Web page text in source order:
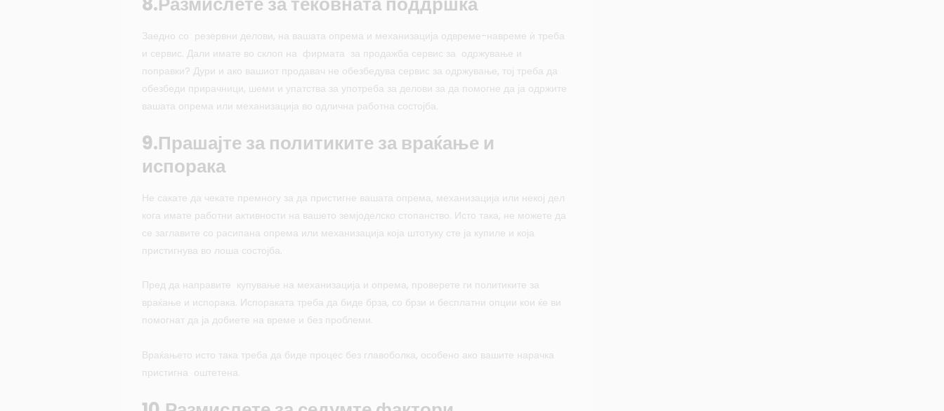
Заедно со резервни делови, на вашата опрема и механизација одвреме-навреме ѝ треба
и сервис. Дали имате во склоп на фирмата за продажба сервис за одржување и
поправки? Дури и ако вашиот продавач не обезбедува сервис за одржување, тој треба да
обезбеди прирачници, шеми и упатства за употреба за делови за да помогне да ја одржите
вашата опрема или механизација во одлична работна состојба.
9.Прашајте за политиките за враќање и
испорака
Не сакате да чекате премногу за да пристигне вашата опрема, механизација или некој дел
кога имате работни активности на вашето земјоделско стопанство. Исто така, не можете да
се заглавите со расипана опрема или механизација која штотуку сте ја купиле и која
пристигнува во лоша состојба.
Пред да направите купување на механизација и опрема, проверете ги политиките за
враќање и испорака. Испораката треба да биде брза, со брзи и бесплатни опции кои ќе ви
помогнат да ја добиете на време и без проблеми.
Враќањето исто така треба да биде процес без главоболка, особено ако вашите нарачка
пристигна оштетена.